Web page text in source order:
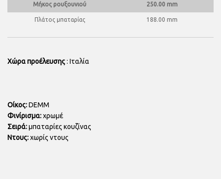
Μήκος ρουξουνιού 250.00 mm
Πλάτος μπαταρίας 188.00 mm
Χώρα προέλευσης: Ιταλία
Οίκος:DEMM
Φινίρισμα:χρωμέ
Σειρά:μπαταρίες κουζίνας
Ντους:χωρίς ντους